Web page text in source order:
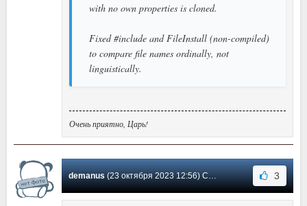
with no own properties is cloned.
Fixed #include and FileInstall (non-compiled)
to compare file names ordinally, not
linguistically.
Очень приятно, Царь!
demanus(23 октября 2023 12:56) Сообщение #144 3